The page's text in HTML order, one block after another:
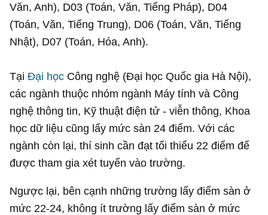
Văn, Anh), D03 (Toán, Văn, Tiếng Pháp), D04
(Toán, Văn, Tiếng Trung), D06 (Toán, Văn, Tiếng
Nhật), D07 (Toán, Hóa, Anh).
TạiĐại học Công nghệ (Đại học Quốc gia Hà Nội),
các ngành thuộc nhóm ngành Máy tính và Công
nghệ thông tin, Kỹ thuật điện tử - viễn thông, Khoa
học dữ liệu cũng lấy mức sàn 24 điểm. Với các
ngành còn lại, thí sinh cần đạt tối thiểu 22 điểm để
được tham gia xét tuyển vào trường.
Ngược lại, bên cạnh những trường lấy điểm sàn ở
mức 22-24, không ít trường lấy điểm sàn ở mức